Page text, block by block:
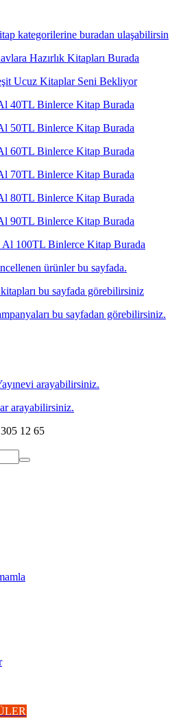
kategorilerine buradan ulaşabilirsin
Hazırlık Kitapları Burada
Ucuz Kitaplar Seni Bekliyor
40TL Binlerce Kitap Burada
50TL Binlerce Kitap Burada
60TL Binlerce Kitap Burada
70TL Binlerce Kitap Burada
80TL Binlerce Kitap Burada
90TL Binlerce Kitap Burada
Al 100TL Binlerce Kitap Burada
ürünler bu sayfada.
bu sayfada görebilirsiniz
bu sayfadan görebilirsiniz.
arayabilirsiniz.
arayabilirsiniz.
12 65